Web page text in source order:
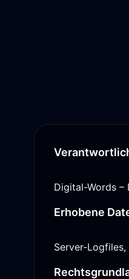
Digital-Words –
Erhobene
Server-